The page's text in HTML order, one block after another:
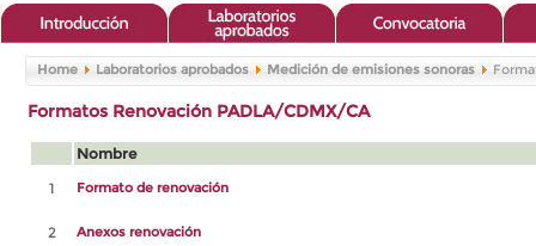
Home Laboratorios aprobados Medición de emisiones sonoras
Formatos Renovación PADLA/CDMX/CA
Nombre
1
Formato de renovación
2 Anexos renovación